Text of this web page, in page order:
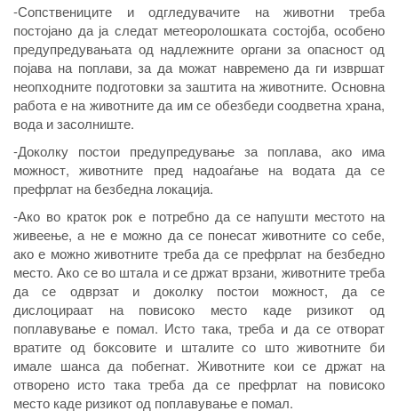
-Сопствениците и одгледувачите на животни треба
постојано да ја следат метеоролошката состојба, особено
предупредувањата од надлежните органи за опасност од
појава на поплави, за да можат навремено да ги извршат
неопходните подготовки за заштита на животните. Основна
работа е на животните да им се обезбеди соодветна храна,
вода и засолниште.
-Доколку постои предупредување за поплава, ако има
можност, животните пред надоаѓање на водата да се
префрлат на безбедна локацијa.
-Ако во краток рок е потребно да се напушти местото на
живеење, а не е можно да се понесат животните со себе,
ако е можно животните треба да се префрлат на безбедно
место. Ако се во штала и се држат врзани, животните треба
да се одврзат и доколку постои можност, да се
дислоцираат на повисоко место каде ризикот од
поплавување е помал. Исто така, треба и да се отворат
вратите од боксовите и шталите со што животните би
имале шанса да побегнат. Животните кои се држат на
отворено исто така треба да се префрлат на повисоко
место каде ризикот од поплавување е помал.